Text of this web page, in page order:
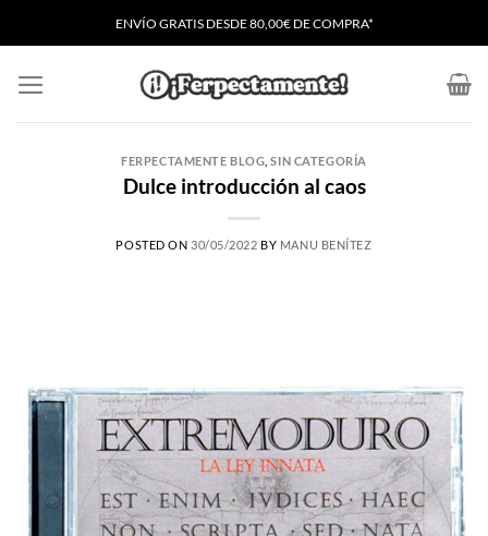
ENVÍO GRATIS DESDE 80,00€ DE COMPRA*
FERPECTAMENTE BLOG ,SIN CATEGORÍA
Dulce introducción al caos
POSTED ON 30/05/2022 BY MANU BENÍTEZ